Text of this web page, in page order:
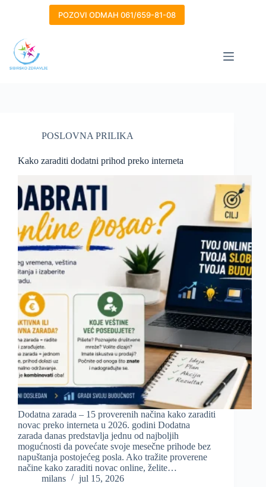
POZOVI ODMAH 061/659-81-08
POSLOVNA PRILIKA
Kako zaraditi dodatni prihod preko interneta
Dodatna zarada – 15 proverenih načina kako zaraditi
novac preko interneta u 2026. godini Dodatna
zarada danas predstavlja jednu od najboljih
mogućnosti da povećate svoje mesečne prihode bez
napuštanja postojećeg posla. Ako tražite proverene
načine kako zaraditi novac online, želite…
milans
jul 15, 2026